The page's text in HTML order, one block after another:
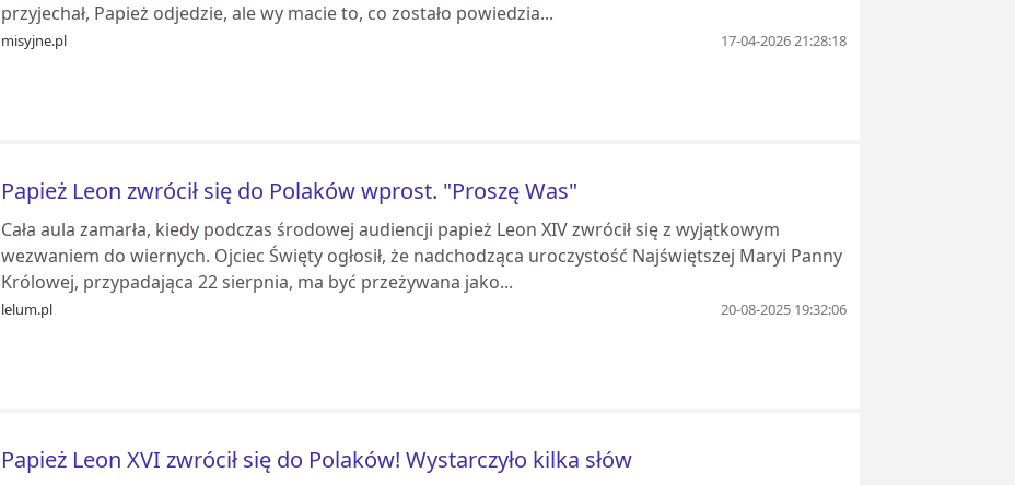
przyjechał, Papież odjedzie, ale wy macie to, co zostało powiedzia...
misyjne.pl 17-04-2026 21:28:18
Papież Leon zwrócił się do Polaków wprost. "Proszę Was"
Cała aula zamarła, kiedy podczas środowej audiencji papież Leon XIV zwrócił się z wyjątkowym
wezwaniem do wiernych. Ojciec Święty ogłosił, że nadchodząca uroczystość Najświętszej Maryi Panny
Królowej, przypadająca 22 sierpnia, ma być przeżywana jako...
lelum.pl 20-08-2025 19:32:06
Papież Leon XVI zwrócił się do Polaków! Wystarczyło kilka słów